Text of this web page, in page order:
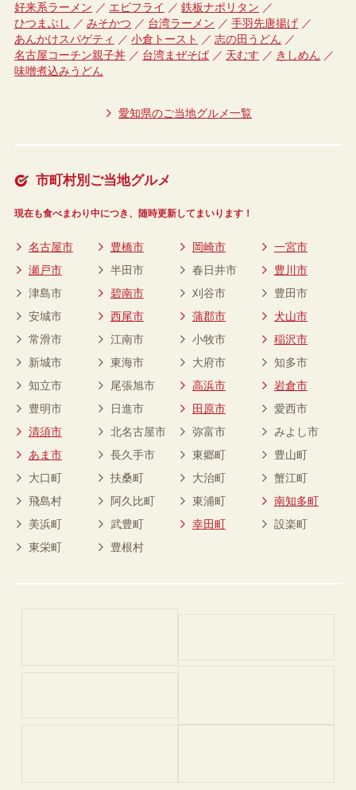
好来系ラーメン
エビフライ
鉄板ナポリタン
ひつまぶし
みそかつ 台湾ラーメン
手羽先唐揚げ
あんかけスパゲティ
小倉トースト
志の田うどん
名古屋コーチン親子丼
台湾まぜそば 天むす
きしめん
味噌煮込みうどん
愛知県のご当地グルメ一覧
市町村別ご当地グルメ
現在も食べまわり中につき、随時更新してまいります！
名古屋市 豊橋市 岡崎市
一宮市
瀬戸市
半田市 春日井市
豊川市
津島市
碧南市 刈谷市
豊田市
安城市
西尾市 蒲郡市
犬山市
常滑市
江南市 小牧市
稲沢市
新城市
東海市 大府市
知多市
知立市
尾張旭市 高浜市
岩倉市
豊明市
日進市 田原市
愛西市
清須市
北名古屋市 弥富市
みよし市
あま市
長久手市 東郷町
豊山町
大口町
扶桑町 大治町
蟹江町
飛島村
阿久比町 東浦町
南知多町
美浜町
武豊町 幸田町
設楽町
東栄町
豊根村